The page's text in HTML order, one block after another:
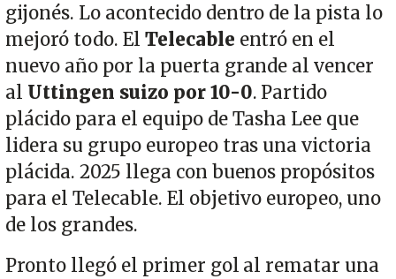
gijonés. Lo acontecido dentro de la pista lo
mejoró todo. El Telecable entró en el
nuevo año por la puerta grande al vencer
al Uttingen suizo por 10-0. Partido
plácido para el equipo de Tasha Lee que
lidera su grupo europeo tras una victoria
plácida. 2025 llega con buenos propósitos
para el Telecable. El objetivo europeo, uno
de los grandes.
Pronto llegó el primer gol al rematar una